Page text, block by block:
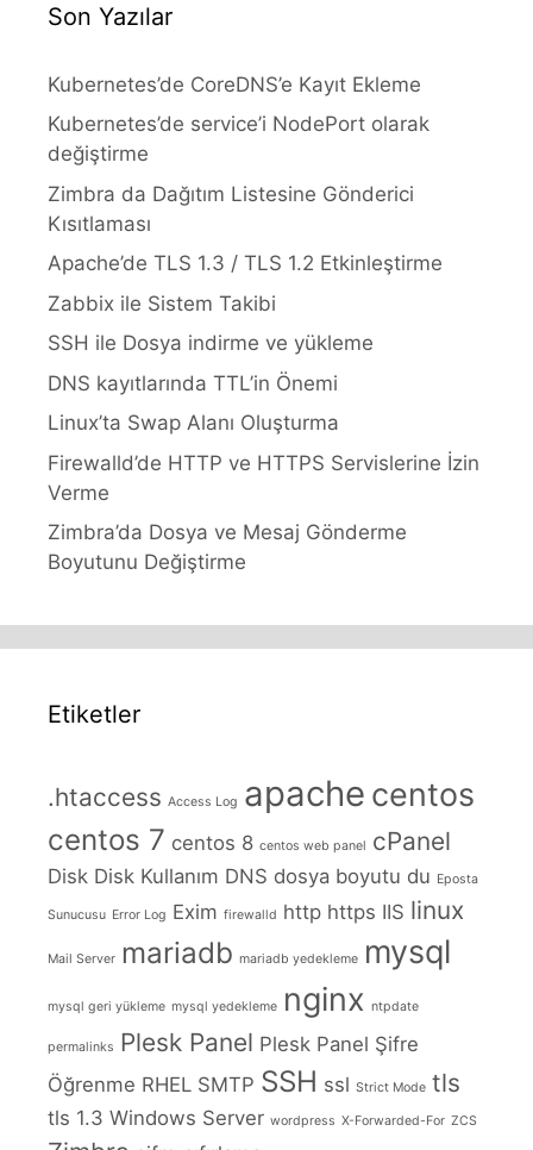
Son Yazılar
Kubernetes’de CoreDNS’e Kayıt Ekleme
Kubernetes’de service’i NodePort olarak
değiştirme
Zimbra da Dağıtım Listesine Gönderici
Kısıtlaması
Apache’de TLS 1.3 / TLS 1.2 Etkinleştirme
Zabbix ile Sistem Takibi
SSH ile Dosya indirme ve yükleme
DNS kayıtlarında TTL’in Önemi
Linux’ta Swap Alanı Oluşturma
Firewalld’de HTTP ve HTTPS Servislerine İzin
Verme
Zimbra’da Dosya ve Mesaj Gönderme
Boyutunu Değiştirme
Etiketler
.htaccess Access Log apache centos
centos 7 centos 8 centos web panel cPanel
Disk Disk Kullanım DNS dosya boyutu du Eposta
Sunucusu Error Log Exim firewalld http https IIS linux
Mail Server mariadb mariadb yedekleme mysql
mysql geri yükleme mysql yedekleme nginx ntpdate
permalinks Plesk Panel Plesk Panel Şifre
Öğrenme RHEL SMTP SSH ssl Strict Mode tls
tls 1.3 Windows Server wordpress X-Forwarded-For ZCS